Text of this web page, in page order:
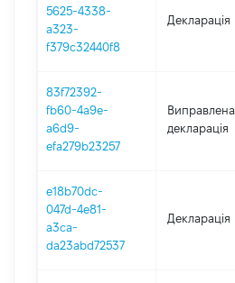
5625-4338-
a323-
f379c32440f8
Декларація
83f72392-
fb60-4a9e-
a6d9-
efa279b23257
Виправлена
декларація
e18b70dc-
047d-4e81-
a3ca-
da23abd72537
Декларація